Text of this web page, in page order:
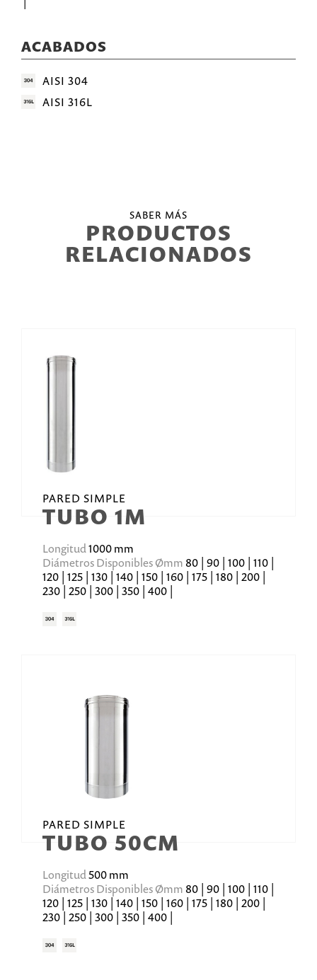
ACABADOS
AISI 304
AISI 316L
SABER MÁS
PRODUCTOS
RELACIONADOS
PARED SIMPLE
TUBO 1M
Longitud1000 mm
Diámetros Disponibles Ømm 80 | 90 | 100 | 110 |
120 | 125 | 130 | 140 | 150 | 160 | 175 | 180 | 200 |
230 | 250 | 300 | 350 | 400 |
PARED SIMPLE
TUBO 50CM
Longitud500 mm
Diámetros Disponibles Ømm 80 | 90 | 100 | 110 |
120 | 125 | 130 | 140 | 150 | 160 | 175 | 180 | 200 |
230 | 250 | 300 | 350 | 400 |